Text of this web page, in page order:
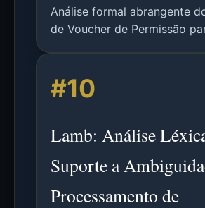
Análise formal abrangente
de Voucher de Permissão
usando Tamarin Prover e
ferramentas de verificação.
#10
Lamb: Análise
Suporte a
Processamento de